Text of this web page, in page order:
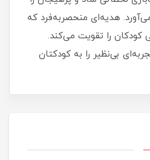
هدیه‌ای منحصر‌به‌فرد که
کودکان را تقویت می‌کند.
بی‌نظیر را به کودکتان